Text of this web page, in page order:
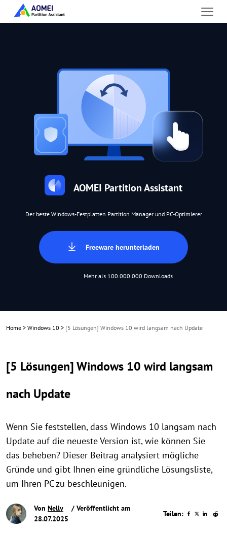
AOMEI Partition Assistant
Der beste Windows-Festplatten Partition Manager und PC-Optimierer
Freeware herunterladen
Mehr als 100.000.000 Downloads
Home > Windows 10 > [5 Lösungen] Windows 10 wird langsam nach Update
[5 Lösungen] Windows 10 wird langsam
nach Update
Wenn Sie feststellen, dass Windows 10 langsam nach
Update auf die neueste Version ist, wie können Sie
das beheben? Dieser Beitrag analysiert mögliche
Gründe und gibt Ihnen eine gründliche Lösungsliste,
um Ihren PC zu beschleunigen.
Von Nelly
/ Veröffentlicht am
28.07.2025
Teilen: